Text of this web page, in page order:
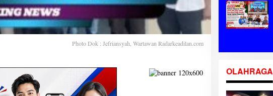
Photo Dok : Jefriansyah, Wartawan Radarkeadilan.com
OLAHRAGA